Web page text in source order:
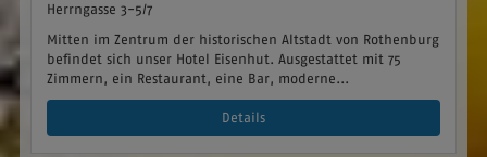
Herrngasse 3-5/7
Mitten im Zentrum der historischen Altstadt von Rothenburg
befindet sich unser Hotel Eisenhut. Ausgestattet mit 75
Zimmern, ein Restaurant, eine Bar, moderne...
Details